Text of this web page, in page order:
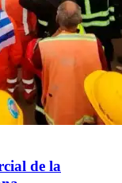
de la